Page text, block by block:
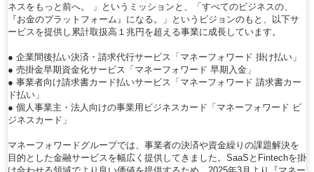
ネスをもっと前へ。 」というミッションと、「すべてのビジネスの、
『お金のプラットフォーム』になる。」というビジョンのもと、以下サ
ービスを提供し累計取扱高１兆円を超える事業に成長しています。
● 企業間後払い決済・請求代行サービス「マネーフォワード 掛け払い」
● 売掛金早期資金化サービス「マネーフォワード 早期入金」
● 事業者向け請求書カード払いサービス「マネーフォワード 請求書カー
ド払い」
● 個人事業主・法人向けの事業用ビジネスカード「マネーフォワード ビ
ジネスカード」
マネーフォワードグループでは、事業者の決済や資金繰りの課題解決を
目的とした金融サービスを幅広く提供してきました。SaaSとFintechを掛